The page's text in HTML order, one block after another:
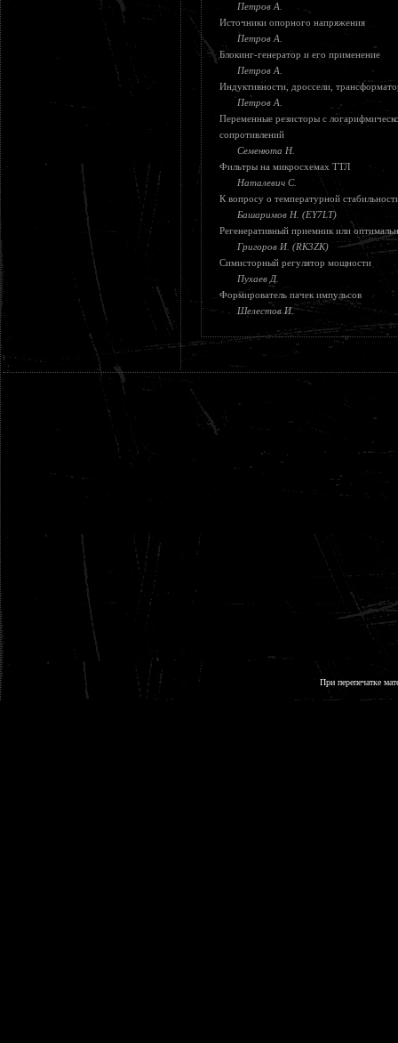
Петров А.
Источники опорного напряжения
Петров А.
Блокинг-генератор и его применение
Петров А.
Индуктивности, дроссели,
Петров А.
Переменные резисторы с
сопротивлений
Семенюта Н.
Фильтры на микросхемах ТТЛ
Наталевич С.
К вопросу о температурной
Башаримов Н. (EY7LT)
Регенеративный приемник или
Григоров И. (RK3ZK)
Симисторный регулятор мощности
Пухаев Д.
Формирователь пачек импульсов
Шелестов И.
При перепечатке